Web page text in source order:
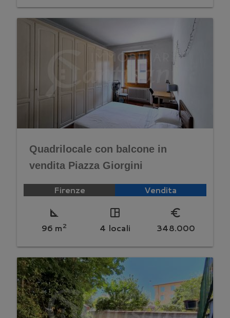
Quadrilocale con balcone in
vendita Piazza Giorgini
Firenze Vendita
square_foot
96 m2
space_dashboard
4 locali
euro_symbol
348.000